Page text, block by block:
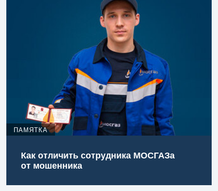
ПАМЯТКА
Как отличить сотрудника МОСГАЗа
от мошенника